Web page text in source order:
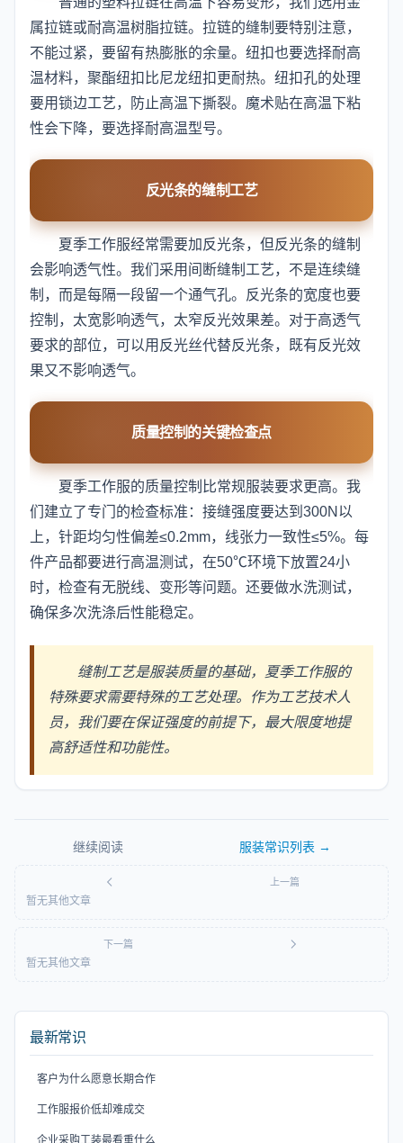
属拉链或耐高温树脂拉链。拉链的缝制要特别注意，
不能过紧，要留有热膨胀的余量。纽扣也要选择耐高
温材料，聚酯纽扣比尼龙纽扣更耐热。纽扣孔的处理
要用锁边工艺，防止高温下撕裂。魔术贴在高温下粘
性会下降，要选择耐高温型号。
反光条的缝制工艺
夏季工作服经常需要加反光条，但反光条的缝制
会影响透气性。我们采用间断缝制工艺，不是连续缝
制，而是每隔一段留一个通气孔。反光条的宽度也要
控制，太宽影响透气，太窄反光效果差。对于高透气
要求的部位，可以用反光丝代替反光条，既有反光效
果又不影响透气。
质量控制的关键检查点
夏季工作服的质量控制比常规服装要求更高。我
们建立了专门的检查标准：接缝强度要达到300N以
上，针距均匀性偏差≤0.2mm，线张力一致性≤5%。每
件产品都要进行高温测试，在50℃环境下放置24小
时，检查有无脱线、变形等问题。还要做水洗测试，
确保多次洗涤后性能稳定。
缝制工艺是服装质量的基础，夏季工作服的
特殊要求需要特殊的工艺处理。作为工艺技术人
员，我们要在保证强度的前提下，最大限度地提
高舒适性和功能性。
继续阅读 服装常识列表 →
上一篇
暂无其他文章
下一篇
暂无其他文章
最新常识
客户为什么愿意长期合作
工作服报价低却难成交
企业采购工装最看重什么